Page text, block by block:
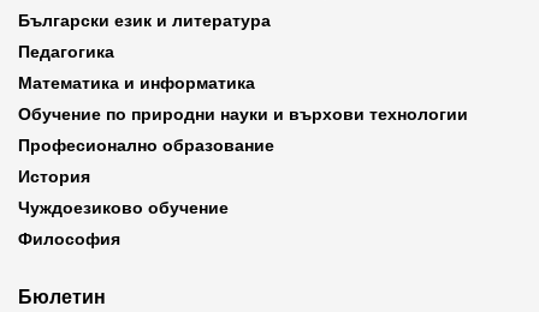
Български език и литература
Педагогика
Математика и информатика
Обучение по природни науки и върхови технологии
Професионално образование
История
Чуждоезиково обучение
Философия
Бюлетин